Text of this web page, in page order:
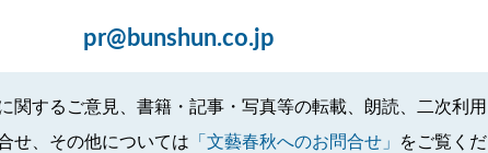
pr@bunshun.co.jp
関するご意見、書籍・記事・写真等の転載、朗読、二次利用
せ、その他については 「文藝春秋へのお問合せ」
をご覧くだ